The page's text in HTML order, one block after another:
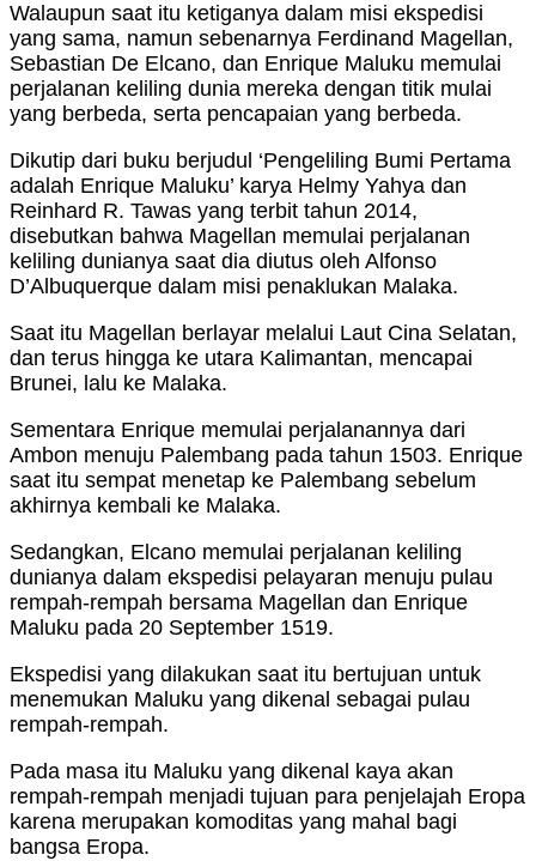
Walaupun saat itu ketiganya dalam misi ekspedisi
yang sama, namun sebenarnya Ferdinand Magellan,
Sebastian De Elcano, dan Enrique Maluku memulai
perjalanan keliling dunia mereka dengan titik mulai
yang berbeda, serta pencapaian yang berbeda.
Dikutip dari buku berjudul ‘Pengeliling Bumi Pertama
adalah Enrique Maluku’ karya Helmy Yahya dan
Reinhard R. Tawas yang terbit tahun 2014,
disebutkan bahwa Magellan memulai perjalanan
keliling dunianya saat dia diutus oleh Alfonso
D’Albuquerque dalam misi penaklukan Malaka.
Saat itu Magellan berlayar melalui Laut Cina Selatan,
dan terus hingga ke utara Kalimantan, mencapai
Brunei, lalu ke Malaka.
Sementara Enrique memulai perjalanannya dari
Ambon menuju Palembang pada tahun 1503. Enrique
saat itu sempat menetap ke Palembang sebelum
akhirnya kembali ke Malaka.
Sedangkan, Elcano memulai perjalanan keliling
dunianya dalam ekspedisi pelayaran menuju pulau
rempah-rempah bersama Magellan dan Enrique
Maluku pada 20 September 1519.
Ekspedisi yang dilakukan saat itu bertujuan untuk
menemukan Maluku yang dikenal sebagai pulau
rempah-rempah.
Pada masa itu Maluku yang dikenal kaya akan
rempah-rempah menjadi tujuan para penjelajah Eropa
karena merupakan komoditas yang mahal bagi
bangsa Eropa.